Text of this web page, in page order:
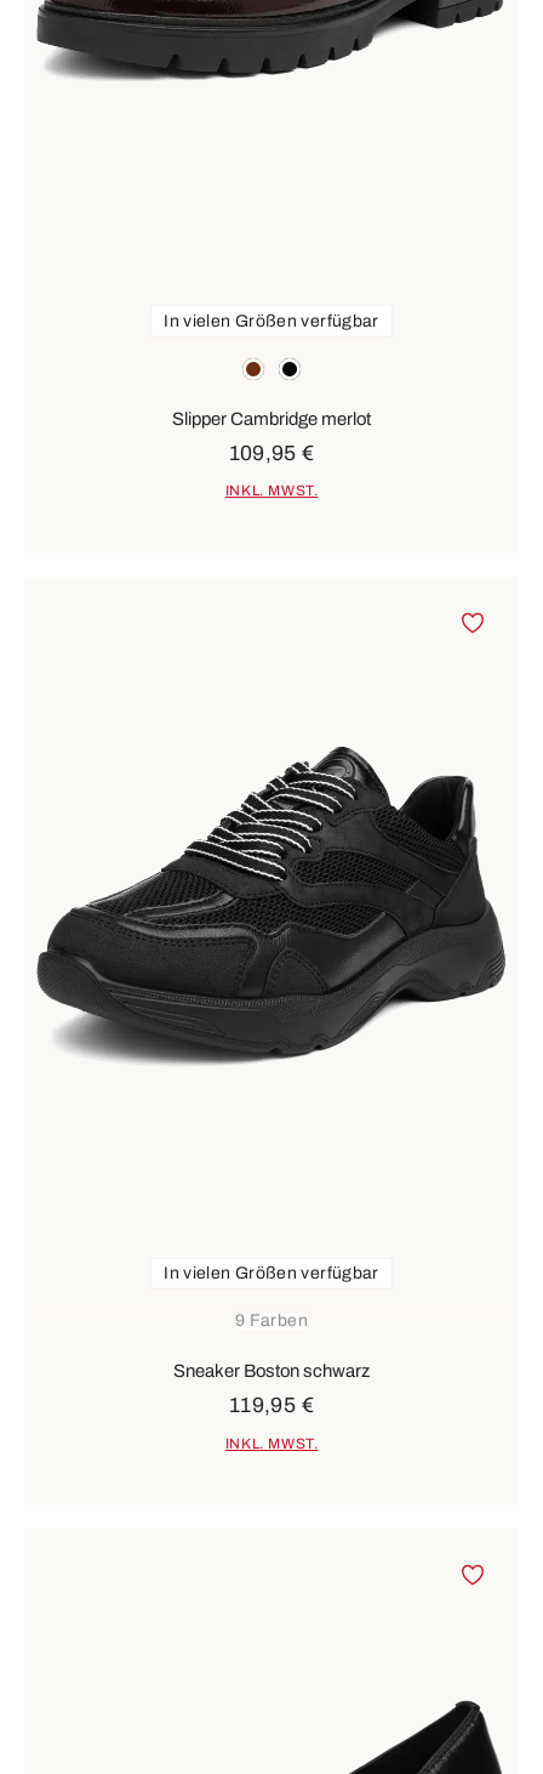
braunschwarz
In vielen Größen verfügbar
Slipper Cambridge merlot
109,95 €
INKL. MWST.
9 Farben
In vielen Größen verfügbar
Sneaker Boston schwarz
119,95 €
INKL. MWST.